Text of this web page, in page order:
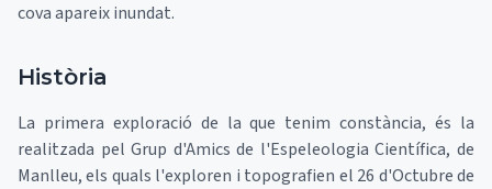
cova apareix inundat.
Història
La primera exploració de la que tenim constància, és la
realitzada pel Grup d'Amics de l'Espeleologia Científica, de
Manlleu, els quals l'exploren i topografien el 26 d'Octubre de